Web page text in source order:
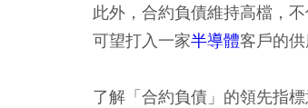
此外，合約負債維持高檔，
可望打入一家半導體客戶的供
了解「合約負債」的領先指